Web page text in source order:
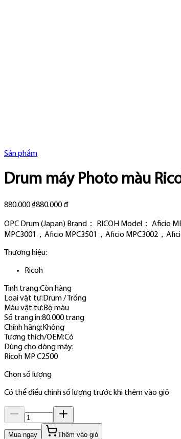
Sản phẩm
Drum máy Photo màu
880.000 ₫880.000 đ
OPC Drum (Japan) Brand： RICOH Model： Aficio
MPC3001，Aficio MPC3501，Aficio MPC3002，
Thương hiệu:
Ricoh
Tình trạng:Còn hàng
Loại vật tư: Drum / Trống
Màu vật tư: Bộ màu
Số trang in:80.000 trang
Chính hãng: Không
Tương thích/OEM:Có
Dùng cho dòng máy:
Ricoh MP C2500
Chọn số lượng
Có thể điều chỉnh số lượng trước khi thêm vào giỏ
Mua ngay Thêm vào giỏ